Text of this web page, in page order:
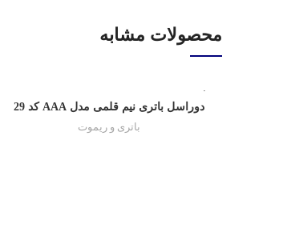
محصولات مشابه
دوراسل باتری نیم قلمی مدل AAA کد 29
باتری و ریموت